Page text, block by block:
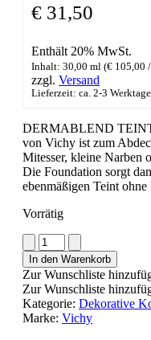
€ 31,50
Enthält 20% MwSt.
Inhalt: 30,00 ml (€ 105,00
zzgl. Versand
Lieferzeit: ca. 2-3 Werktage
DERMABLEND
von Vichy ist zum
Mitesser, kleine Narben
Die Foundation sorgt
ebenmäßigen Teint
Vorrätig
VICHY
Dermablend
Teint-
korrigierendes
Make-
up-
Fluid
In den Warenkorb
Zur Wunschliste
Zur Wunschliste
Kategorie: Dekorative
Marke: Vichy